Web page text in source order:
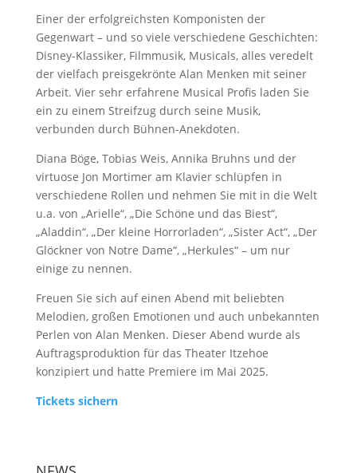
Einer der erfolgreichsten Komponisten der
Gegenwart – und so viele verschiedene Geschichten:
Disney-Klassiker, Filmmusik, Musicals, alles veredelt
der vielfach preisgekrönte Alan Menken mit seiner
Arbeit. Vier sehr erfahrene Musical Profis laden Sie
ein zu einem Streifzug durch seine Musik,
verbunden durch Bühnen-Anekdoten.
Diana Böge, Tobias Weis, Annika Bruhns und der
virtuose Jon Mortimer am Klavier schlüpfen in
verschiedene Rollen und nehmen Sie mit in die Welt
u.a. von „Arielle“, „Die Schöne und das Biest“,
„Aladdin“, „Der kleine Horrorladen“, „Sister Act“, „Der
Glöckner von Notre Dame“, „Herkules“ – um nur
einige zu nennen.
Freuen Sie sich auf einen Abend mit beliebten
Melodien, großen Emotionen und auch unbekannten
Perlen von Alan Menken. Dieser Abend wurde als
Auftragsproduktion für das Theater Itzehoe
konzipiert und hatte Premiere im Mai 2025.
Tickets sichern